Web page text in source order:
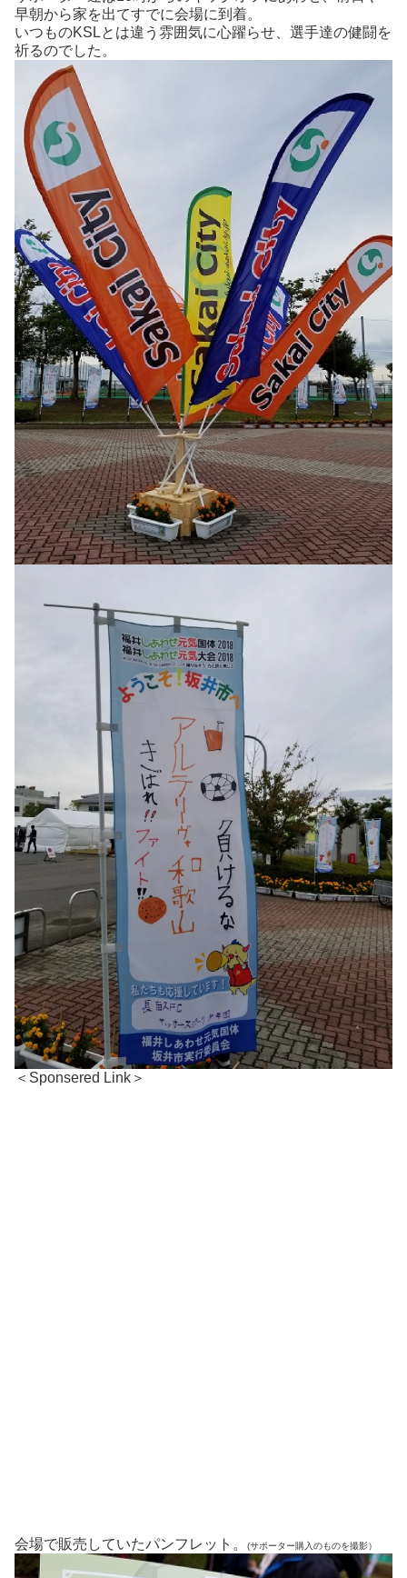
早朝から家を出てすでに会場に到着。
いつものKSLとは違う雰囲気に心躍らせ、選手達の健闘を
祈るのでした。
＜Sponsered Link＞
会場で販売していたパンフレット。 (サポーター購入のものを撮影）